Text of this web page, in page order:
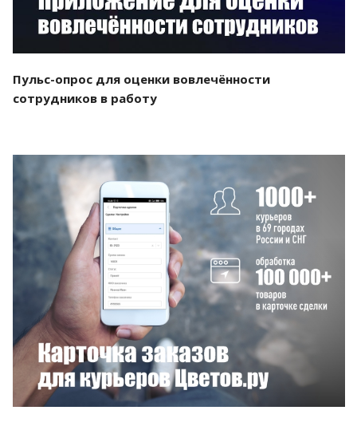
Пульс-опрос для оценки вовлечённости
сотрудников в работу
Смотреть проект